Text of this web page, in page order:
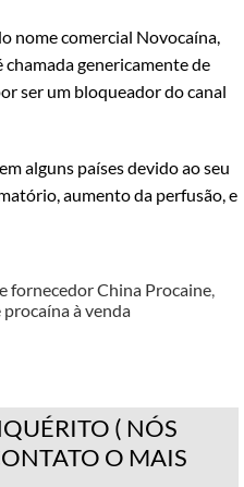
nome comercial Novocaína,
chamada genericamente de
ser um bloqueador do canal
alguns países devido ao seu
aumento da perfusão, e
fornecedor China Procaine,
procaína à venda
( NÓS
O MAIS